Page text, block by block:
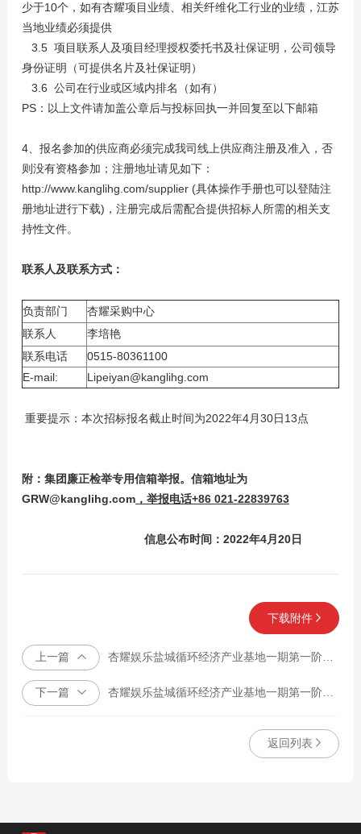
少于10个，如有杏耀项目业绩、相关纤维化工行业的业绩，江苏
当地业绩必须提供
3.5 项目联系人及项目经理授权委托书及社保证明，公司领导
身份证明（可提供名片及社保证明）
3.6 公司在行业或区域内排名（如有）
PS：以上文件请加盖公章后与投标回执一并回复至以下邮箱
4、报名参加的供应商必须完成我司线上供应商注册及准入，否
则没有资格参加；注册地址请见如下：
http://www.kanglihg.com/supplier (具体操作手册也可以登陆注
册地址进行下载)，注册完成后需配合提供招标人所需的相关支
持性文件。
联系人及联系方式：
负责部门
杏耀采购中心
联系人
李培艳
联系电话
0515-80361100
E-mail:
Lipeiyan@kanglihg.com
重要提示：本次招标报名截止时间为2022年4月30日13点
附： 集团廉正检举专用信箱举报。 信箱地址为
GRW@kanglihg.com，举报电话+86 021-22839763
信息公布时间：2022年4月20日
下载附件
上一篇 杏耀娱乐盐城循环经济产业基地一期第一阶段 年产50万吨差别化纤维素纤维项目排气塔工程招投标
下一篇 杏耀娱乐盐城循环经济产业基地一期第一阶段 年产50万吨差别化纤维素纤维项目土建工程招投标
返回列表